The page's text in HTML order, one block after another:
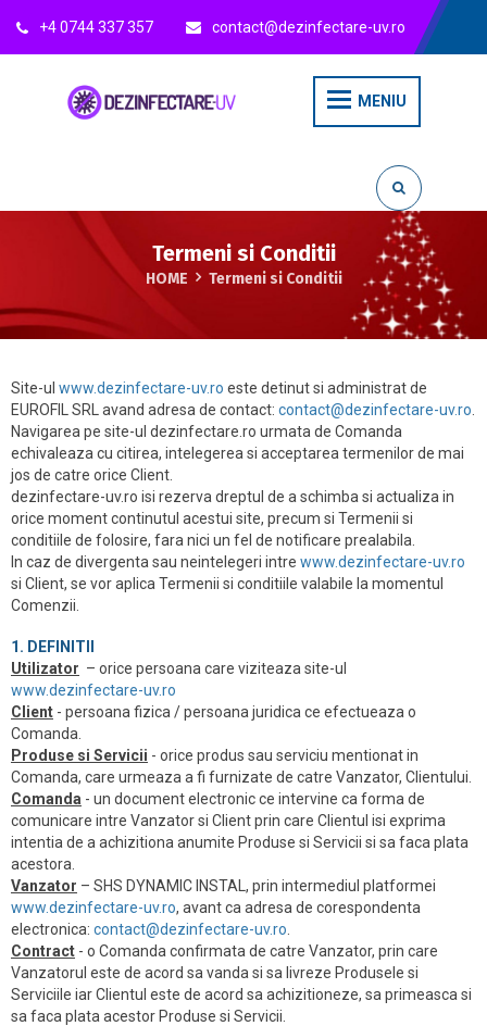
+4 0744 337 357 contact@dezinfectare-uv.ro
MENIU
Termeni si Conditii
HOME Termeni si Conditii
Site-ul www.dezinfectare-uv.ro este detinut si administrat de
EUROFIL SRL avand adresa de contact: contact@dezinfectare-uv.ro
Navigarea pe site-ul dezinfectare.ro urmata de Comanda
echivaleaza cu citirea, intelegerea si acceptarea termenilor de mai
jos de catre orice Client.
dezinfectare-uv.ro isi rezerva dreptul de a schimba si actualiza in
orice moment continutul acestui site, precum si Termenii si
conditiile de folosire, fara nici un fel de notificare prealabila.
In caz de divergenta sau neintelegeri intre www.dezinfectare-uv.ro
si Client, se vor aplica Termenii si conditiile valabile la momentul
Comenzii.
1. DEFINITII
Utilizator – orice persoana care viziteaza site-ul
www.dezinfectare-uv.ro
Client - persoana fizica / persoana juridica ce efectueaza o
Comanda.
Produse si Servicii - orice produs sau serviciu mentionat in
Comanda, care urmeaza a fi furnizate de catre Vanzator, Clientului.
Comanda - un document electronic ce intervine ca forma de
comunicare intre Vanzator si Client prin care Clientul isi exprima
intentia de a achizitiona anumite Produse si Servicii si sa faca plata
acestora.
Vanzator – SHS DYNAMIC INSTAL, prin intermediul platformei
www.dezinfectare-uv.ro, avant ca adresa de corespondenta
electronica: contact@dezinfectare-uv.ro
Contract - o Comanda confirmata de catre Vanzator, prin care
Vanzatorul este de acord sa vanda si sa livreze Produsele si
Serviciile iar Clientul este de acord sa achizitioneze, sa primeasca si
sa faca plata acestor Produse si Servicii.